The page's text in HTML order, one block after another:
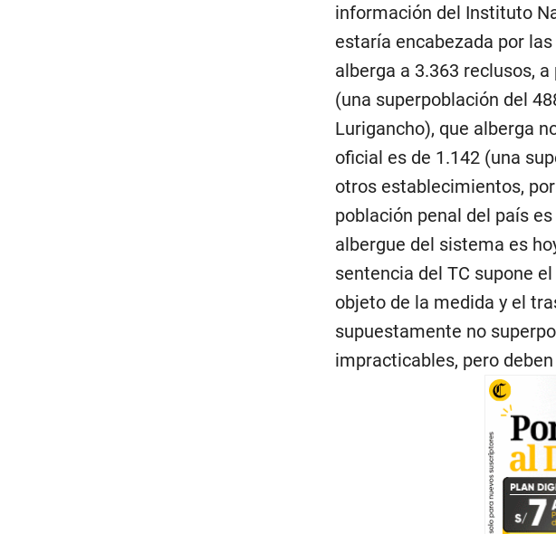
información del Instituto
estaría encabezada por
alberga a 3.363 reclusos,
(una superpoblación del
Lurigancho), que alberga
oficial es de 1.142 (una
otros establecimientos,
población penal del país
albergue del sistema es
sentencia del TC supone
objeto de la medida y el
supuestamente no
impracticables, pero